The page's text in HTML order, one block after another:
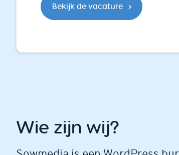
Bekijk de vacature
Wie zijn wij?